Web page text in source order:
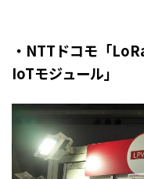
・NTTドコモ「
IoTモジュール」